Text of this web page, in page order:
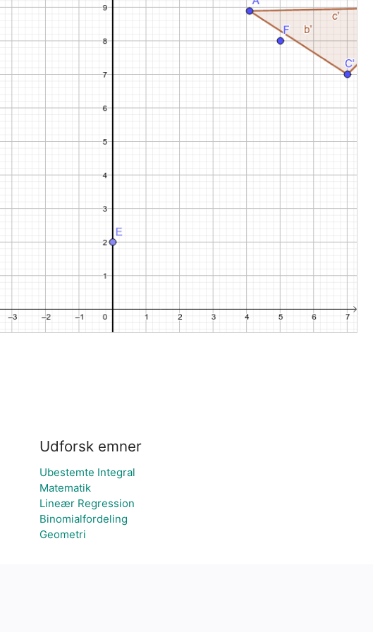
Udforsk emner
Ubestemte Integral
Matematik
Lineær Regression
Binomialfordeling
Geometri